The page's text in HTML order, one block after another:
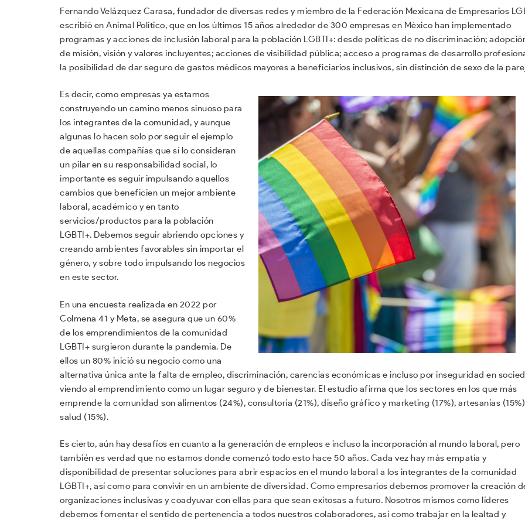
Fernando Velázquez Carasa, fundador de diversas redes y miembro de la Federación Mexicana de Empresarios
escribió en Animal Político, que en los últimos 15 años alrededor de 300 empresas en México han implementado
programas y acciones de inclusión laboral para la población LGBTI+: desde políticas de no discriminación;
de misión, visión y valores incluyentes; acciones de visibilidad pública; acceso a programas de desarrollo
la posibilidad de dar seguro de gastos médicos mayores a beneficiarios inclusivos, sin distinción de sexo de la
Es decir, como empresas ya estamos
construyendo un camino menos sinuoso para
los integrantes de la comunidad, y aunque
algunas lo hacen solo por seguir el ejemplo
de aquellas compañías que sí lo consideran
un pilar en su responsabilidad social, lo
importante es seguir impulsando aquellos
cambios que beneficien un mejor ambiente
laboral, académico y en tanto
servicios/productos para la población
LGBTI+. Debemos seguir abriendo opciones y
creando ambientes favorables sin importar el
género, y sobre todo impulsando los negocios
en este sector.
En una encuesta realizada en 2022 por
Colmena 41 y Meta, se asegura que un 60%
de los emprendimientos de la comunidad
LGBTI+ surgieron durante la pandemia. De
ellos un 80% inició su negocio como una
alternativa única ante la falta de empleo, discriminación, carencias económicas e incluso por inseguridad en
viendo al emprendimiento como un lugar seguro y de bienestar. El estudio afirma que los sectores en los que más
emprende la comunidad son alimentos (24%), consultoría (21%), diseño gráfico y marketing (17%), artesanías
salud (15%).
Es cierto, aún hay desafíos en cuanto a la generación de empleos e incluso la incorporación al mundo laboral, pero
también es verdad que no estamos donde comenzó todo esto hace 50 años. Cada vez hay más empatía y
disponibilidad de presentar soluciones para abrir espacios en el mundo laboral a los integrantes de la comunidad
LGBTI+, así como para convivir en un ambiente de diversidad. Como empresarios debemos promover la creación
organizaciones inclusivas y coadyuvar con ellas para que sean exitosas a futuro. Nosotros mismos como líderes
debemos fomentar el sentido de pertenencia a todos nuestros colaboradores, así como trabajar en la lealtad y